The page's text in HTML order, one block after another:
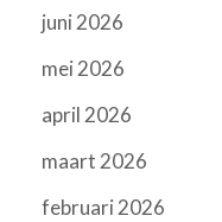
juni 2026
mei 2026
april 2026
maart 2026
februari 2026